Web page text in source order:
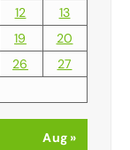
12
13
19
20
26
27
Aug »